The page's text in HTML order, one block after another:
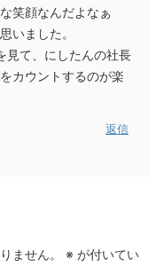
笑顔なんだよなぁ
いました。
見て、にしたんの社長
カウントするのが楽
返信
ません。 ※ が付いてい